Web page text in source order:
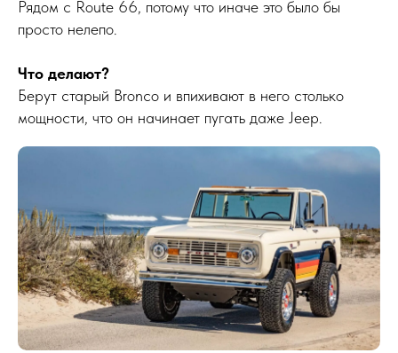
Рядом с Route 66, потому что иначе это было бы
просто нелепо.
Что делают?
Берут старый Bronco и впихивают в него столько
мощности, что он начинает пугать даже Jeep.